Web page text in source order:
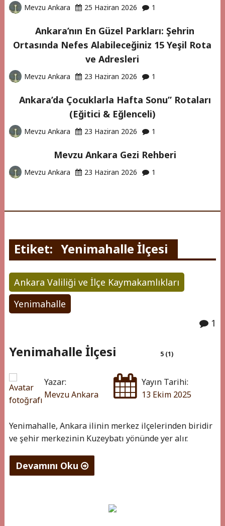
Mevzu Ankara 25 Haziran 2026 1
Ankara’nın En Güzel Parkları: Şehrin
Ortasında Nefes Alabileceğiniz 15 Yeşil Rota
ve Adresleri
Mevzu Ankara 23 Haziran 2026 1
Ankara’da Çocuklarla Hafta Sonu” Rotaları
(Eğitici & Eğlenceli)
Mevzu Ankara 23 Haziran 2026 1
Mevzu Ankara Gezi Rehberi
Mevzu Ankara 23 Haziran 2026 1
Etiket: Yenimahalle İlçesi
Ankara Valiliği ve İlçe Kaymakamlıkları
Yenimahalle
1
Yenimahalle İlçesi 5 (1)
Yazar:
Mevzu Ankara
Yayın Tarihi:
13 Ekim 2025
Yenimahalle, Ankara ilinin merkez ilçelerinden biridir
ve şehir merkezinin Kuzeybatı yönünde yer alır.
Devamını Oku